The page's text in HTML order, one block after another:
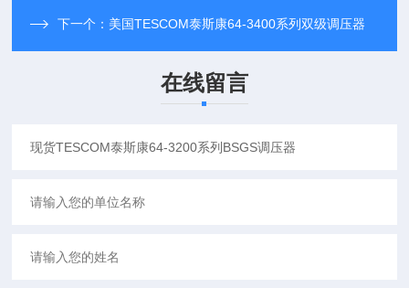
下一个： 美国TESCOM泰斯康64-3400系列双级调压器
在线留言